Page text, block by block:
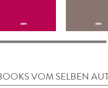
VOM SELBEN